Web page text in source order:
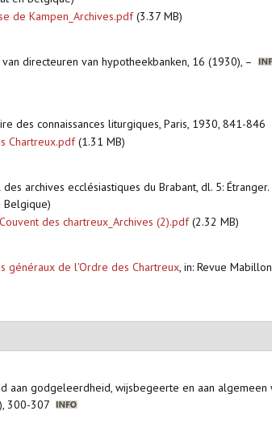
de Kampen_Archives.pdf(3.37 MB)
directeuren van hypotheekbanken, 16 (1930), –
des connaissances liturgiques, Paris, 1930, 841-846
Chartreux.pdf(1.31 MB)
archives ecclésiastiques du Brabant, dl. 5:
Belgique)
Couvent des chartreux_Archives (2).pdf(2.32 MB)
généraux de l'Ordre des Chartreux, in: Revue
aan godgeleerdheid, wijsbegeerte en aan algemeen
300-307